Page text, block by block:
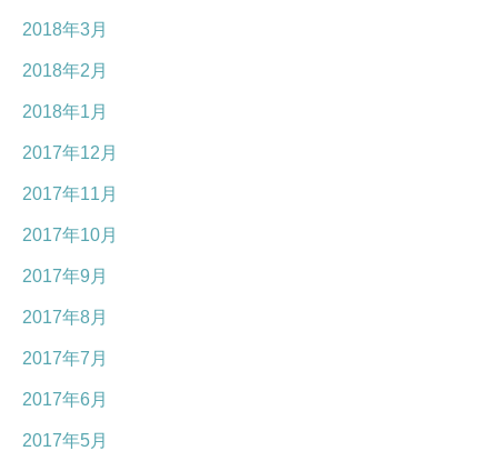
2018年3月
2018年2月
2018年1月
2017年12月
2017年11月
2017年10月
2017年9月
2017年8月
2017年7月
2017年6月
2017年5月